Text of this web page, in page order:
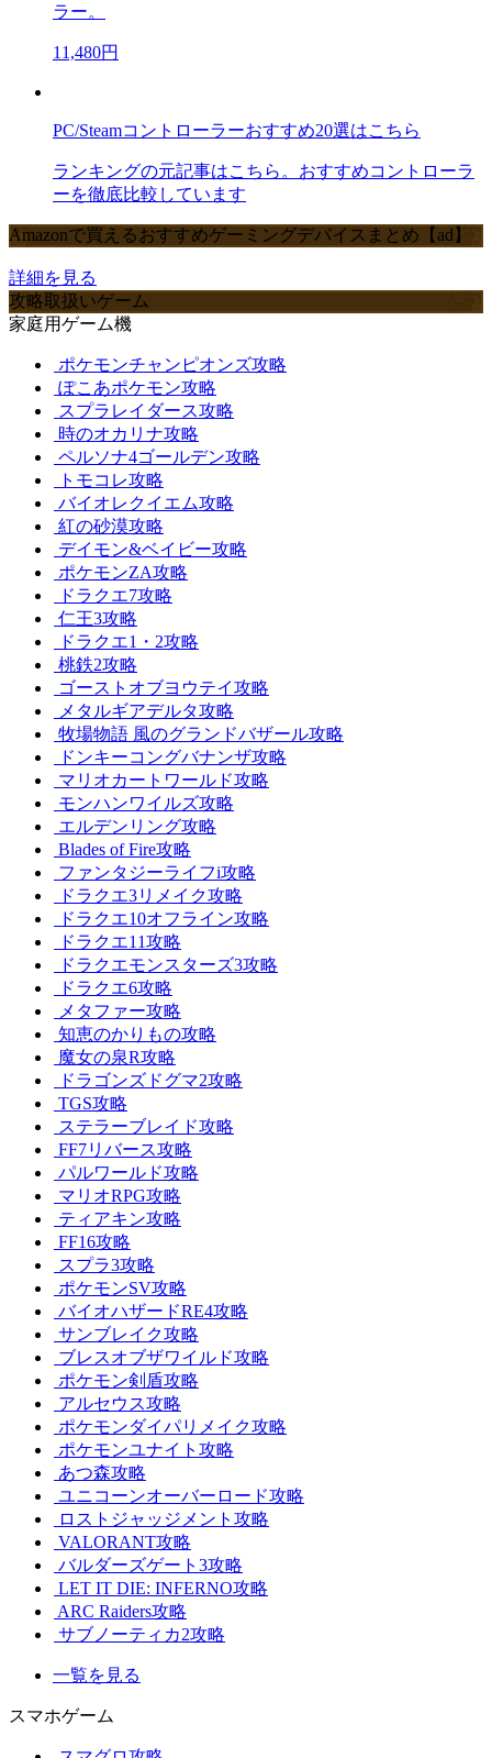
ラー。
11,480円
PC/Steamコントローラーおすすめ20選はこちら
ランキングの元記事はこちら。おすすめコントローラ
ーを徹底比較しています
Amazonで買えるおすすめゲーミングデバイスまとめ【ad】
詳細を見る
攻略取扱いゲーム
家庭用ゲーム機
ポケモンチャンピオンズ攻略
ぽこあポケモン攻略
スプラレイダース攻略
時のオカリナ攻略
ペルソナ4ゴールデン攻略
トモコレ攻略
バイオレクイエム攻略
紅の砂漠攻略
デイモン&ベイビー攻略
ポケモンZA攻略
ドラクエ7攻略
仁王3攻略
ドラクエ1・2攻略
桃鉄2攻略
ゴーストオブヨウテイ攻略
メタルギアデルタ攻略
牧場物語 風のグランドバザール攻略
ドンキーコングバナンザ攻略
マリオカートワールド攻略
モンハンワイルズ攻略
エルデンリング攻略
Blades of Fire攻略
ファンタジーライフi攻略
ドラクエ3リメイク攻略
ドラクエ10オフライン攻略
ドラクエ11攻略
ドラクエモンスターズ3攻略
ドラクエ6攻略
メタファー攻略
知恵のかりもの攻略
魔女の泉R攻略
ドラゴンズドグマ2攻略
TGS攻略
ステラーブレイド攻略
FF7リバース攻略
パルワールド攻略
マリオRPG攻略
ティアキン攻略
FF16攻略
スプラ3攻略
ポケモンSV攻略
バイオハザードRE4攻略
サンブレイク攻略
ブレスオブザワイルド攻略
ポケモン剣盾攻略
アルセウス攻略
ポケモンダイパリメイク攻略
ポケモンユナイト攻略
あつ森攻略
ユニコーンオーバーロード攻略
ロストジャッジメント攻略
VALORANT攻略
バルダーズゲート3攻略
LET IT DIE: INFERNO攻略
ARC Raiders攻略
サブノーティカ2攻略
一覧を見る
スマホゲーム